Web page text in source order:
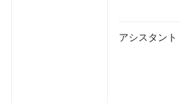
アシスタント